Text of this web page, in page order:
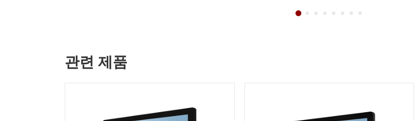
관련 제품